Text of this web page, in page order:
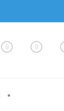
0 0
•